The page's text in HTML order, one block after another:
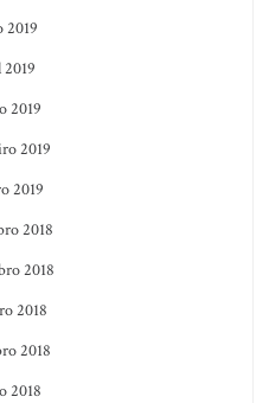
2019
2019
2019
2019
2018
2018
2018
2018
2018